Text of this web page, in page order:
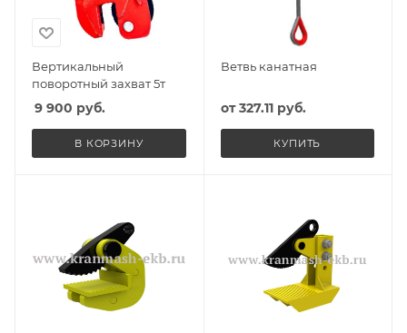
Вертикальный
поворотный захват 5т
9 900 руб.
В КОРЗИНУ
Ветвь канатная
от327.11 руб.
КУПИТЬ